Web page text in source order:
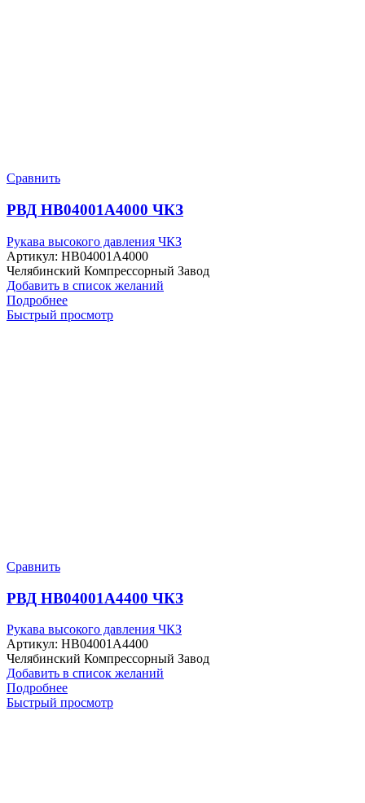
Сравнить
РВД HB04001A4000 ЧКЗ
Рукава высокого давления ЧКЗ
Артикул: HB04001A4000
Челябинский Компрессорный Завод
Добавить в список желаний
Подробнее
Быстрый просмотр
Сравнить
РВД HB04001A4400 ЧКЗ
Рукава высокого давления ЧКЗ
Артикул: HB04001A4400
Челябинский Компрессорный Завод
Добавить в список желаний
Подробнее
Быстрый просмотр